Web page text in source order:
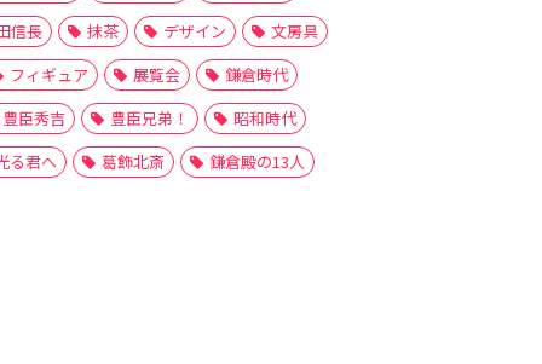
信長
抹茶 デザイン
文房具
フィギュア
展覧会
鎌倉時代
豊臣秀吉
豊臣兄弟！
昭和時代
る君へ
葛飾北斎 鎌倉殿の13人